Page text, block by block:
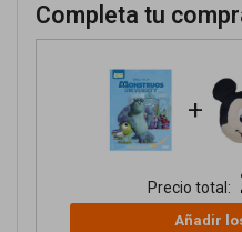
Completa tu
+
Precio total:
Añadir